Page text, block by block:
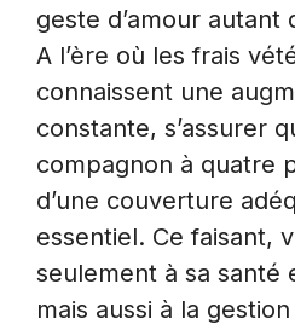
geste d’amour
A l’ère où les frais
connaissent une
constante, s’assurer
compagnon à quatre
d’une couverture
essentiel. Ce faisant,
seulement à sa santé
mais aussi à la